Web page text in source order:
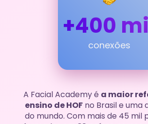
+400
conexões
A Facial Academy é a maior
ensino de HOF no Brasil e uma
do mundo. Com mais de 45 mil